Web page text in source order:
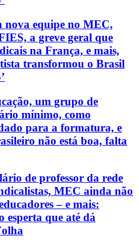
nova equipe no MEC,
a greve geral que
na França, e mais,
transformou o Brasil
um grupo de
mínimo, como
para a formatura, e
não está boa, falta
de professor da rede
MEC ainda não
– e mais:
esperta que até dá